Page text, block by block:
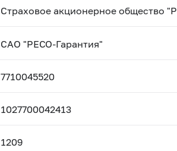
Страховое акционерное общество
САО "РЕСО-Гарантия"
7710045520
1027700042413
1209